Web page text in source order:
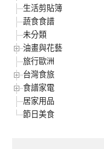
生活剪貼簿
蔬食食譜
未分類
油畫與花藝
旅行歐洲
台灣食旅
食譜家電
居家用品
節日美食